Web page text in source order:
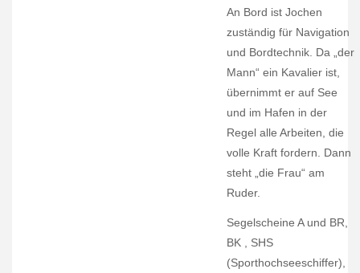
An Bord ist Jochen
zuständig für Navigation
und Bordtechnik. Da „der
Mann“ ein Kavalier ist,
übernimmt er auf See
und im Hafen in der
Regel alle Arbeiten, die
volle Kraft fordern. Dann
steht „die Frau“ am
Ruder.
Segelscheine A und BR,
BK , SHS
(Sporthochseeschiffer),